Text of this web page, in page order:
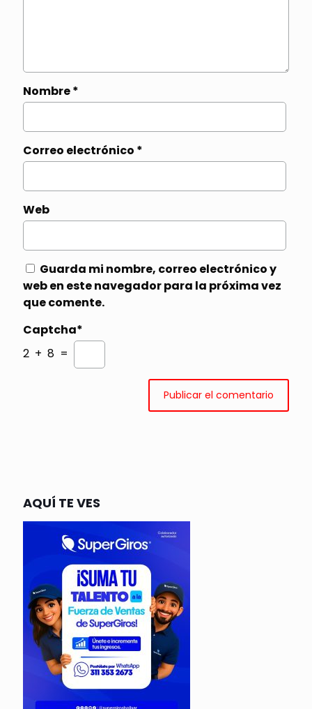
Nombre*
Correo electrónico *
Web
Guarda mi nombre, correo electrónico y
web en este navegador para la próxima vez
que comente.
Captcha*
2 + 8 =
AQUÍ TE VES